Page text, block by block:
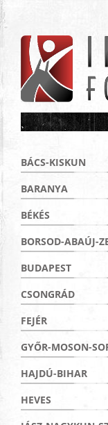
BÁCS-KISKUN
BARANYA
BÉKÉS
BORSOD-ABAÚJ-
BUDAPEST
CSONGRÁD
FEJÉR
GYŐR-MOSON-
HAJDÚ-BIHAR
HEVES